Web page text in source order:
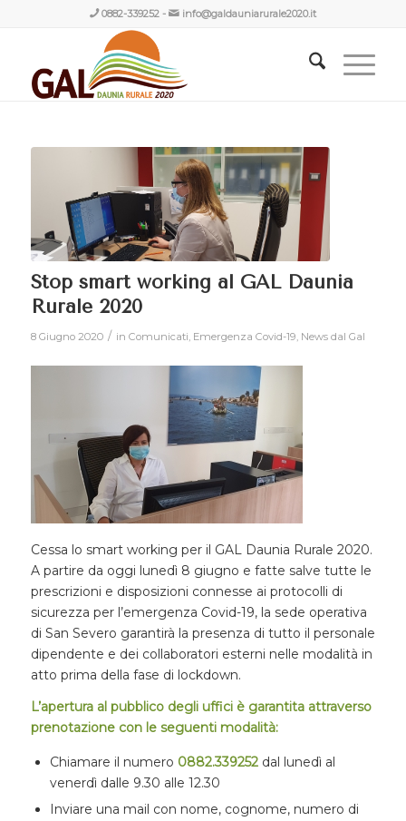
0882-339252- info@galdauniarurale2020.it
Stop smart working al GAL Daunia
Rurale 2020
8 Giugno 2020 / in Comunicati Emergenza Covid-19 News dal Gal
Cessa lo smart working per il GAL Daunia Rurale 2020.
A partire da oggi lunedì 8 giugno e fatte salve tutte le
prescrizioni e disposizioni connesse ai protocolli di
sicurezza per l’emergenza Covid-19, la sede operativa
di San Severo garantirà la presenza di tutto il personale
dipendente e dei collaboratori esterni nelle modalità in
atto prima della fase di lockdown.
L’apertura al pubblico degli uffici è garantita attraverso
prenotazione con le seguenti modalità:
Chiamare il numero 0882.339252dal lunedì al
venerdì dalle 9.30 alle 12.30
Inviare una mail con nome, cognome, numero di